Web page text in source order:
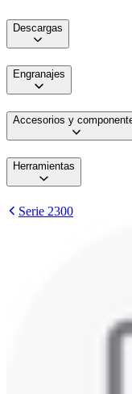
Descargas
Engranajes
Accesorios y
Herramientas
Serie 2300